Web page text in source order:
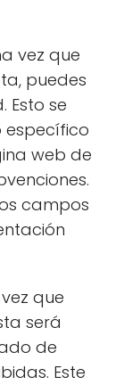
vez que
puedes
Esto se
específico
web de
campos
que
será
de
Este